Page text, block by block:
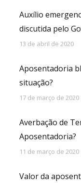
Auxílio
discutida pelo
13 de abril de 2020
Aposentadoria
situação?
17 de março de 2020
Averbação de
Aposentadoria?
11 de março de 2020
Valor da